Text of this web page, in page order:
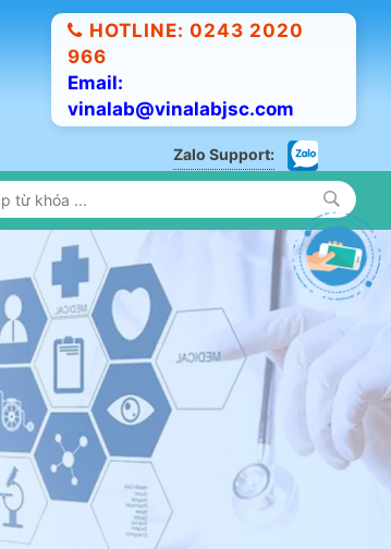
HOTLINE: 0243 2020
966
Email:
vinalab@vinalabjsc.com
Zalo Support: